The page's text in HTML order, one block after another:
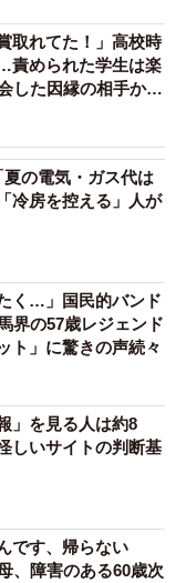
取れてた！」高校時
められた学生は楽
した因縁の相手から
の電気・ガス代は
冷房を控える」人が
く…」国民的バンド
界の57歳レジェンド
ト」に驚きの声続々
」を見る人は約8
しいサイトの判断基
です、帰らない
、障害のある60歳次